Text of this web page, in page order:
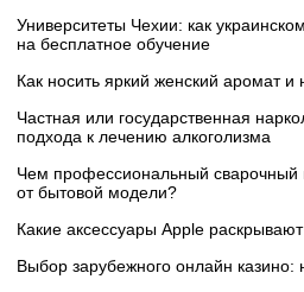
Университеты Чехии: как
на бесплатное обучение
Как носить яркий женский аромат
Частная или государственная
подхода к лечению алкоголизма
Чем профессиональный сварочный
от бытовой модели?
Какие аксессуары Apple
Выбор зарубежного онлайн казино: